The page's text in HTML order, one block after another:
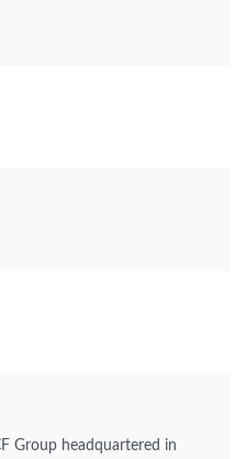
Group headquartered in